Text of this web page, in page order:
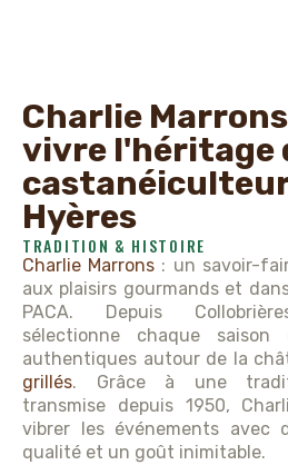
Charlie
vivre l'héritage
Hyères
TRADITION & HISTOIRE
Charlie Marrons : un savoir-
aux plaisirs gourmands et
PACA. Depuis
sélectionne chaque saison
authentiques autour de la
grillés. Grâce à une
transmise depuis 1950,
vibrer les événements avec
qualité et un goût inimitable.